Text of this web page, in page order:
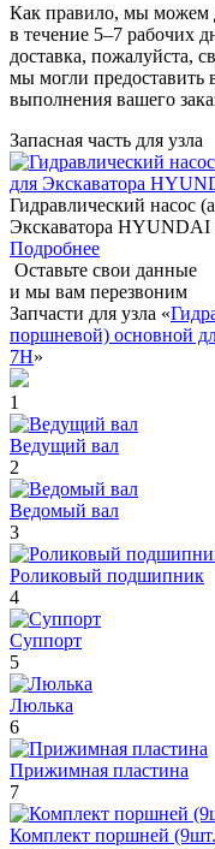
Как правило, мы можем
в течение 5–7 рабочих
доставка, пожалуйста,
мы могли предоставить
выполнения вашего
Запасная часть для узла
Гидравлический насос
Экскаватора HYUNDAI
Подробнее
Оставьте свои данные
и мы вам перезвоним
Запчасти для узла «
поршневой) основной
7H»
1
Ведущий вал
2
Ведомый вал
3
Роликовый подшипник
4
Суппорт
5
Люлька
6
Прижимная пластина
7
Комплект поршней